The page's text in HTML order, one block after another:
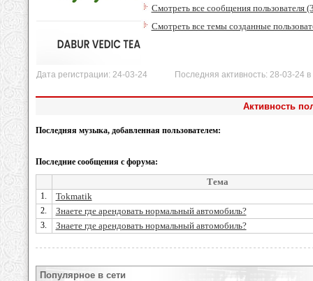
Смотреть все сообщения пользователя
Смотреть все темы созданные
Дата регистрации: 24-03-24 Последняя активность: 28-03-24 в
Активность
Последняя музыка, добавленная пользователем:
Последние сообщения с форума:
Тема
1. Tokmatik
2. Знаете где арендовать нормальный автомобиль?
3. Знаете где арендовать нормальный автомобиль?
Популярное в сети